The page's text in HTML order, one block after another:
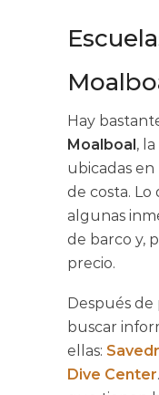
Hay
Moalboal,
ubicadas
de costa.
algunas
de barco y,
precio.
Después
buscar
ellas:
Dive Center